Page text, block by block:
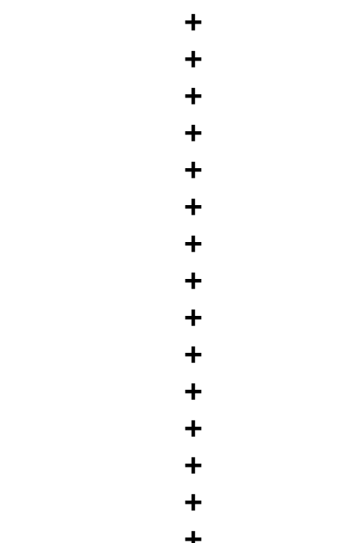
+
+
+
+
+
+
+
+
+
+
+
+
+
+